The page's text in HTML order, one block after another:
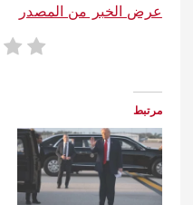
عرض الخبر من المصدر
مرتبط